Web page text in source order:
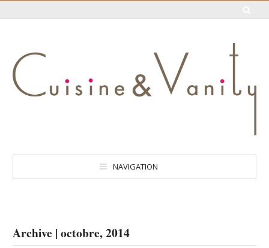
NAVIGATION
Archive | octobre, 2014